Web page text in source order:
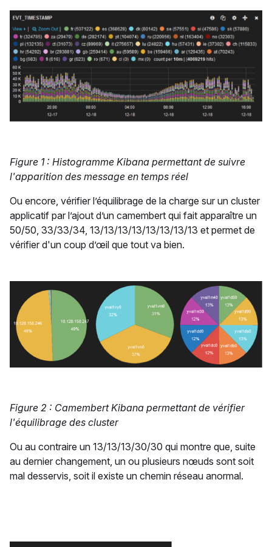
Figure 1 : Histogramme Kibana permettant de suivre
l'apparition des message en temps réel
Ou encore, vérifier l’équilibrage de la charge sur un cluster
applicatif par l’ajout d’un camembert qui fait apparaître un
50/50, 33/33/34, 13/13/13/13/13/13/13/13 et permet de
vérifier d'un coup d’œil que tout va bien.
Figure 2 : Camembert Kibana permettant de vérifier
l'équilibrage des cluster
Ou au contraire un 13/13/13/30/30 qui montre que, suite
au dernier changement, un ou plusieurs nœuds sont soit
mal desservis, soit il existe un chemin réseau anormal.